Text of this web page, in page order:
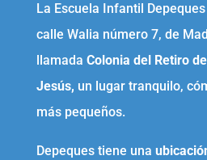
La Escuela Infantil
calle Walia número 7, de
llamada Colonia del Retiro
Jesús, un lugar tranquilo,
más pequeños.
Depeques tiene una